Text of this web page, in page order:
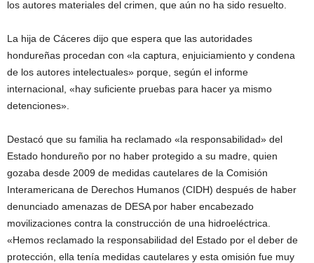
los autores materiales del crimen, que aún no ha sido resuelto.
La hija de Cáceres dijo que espera que las autoridades
hondureñas procedan con «la captura, enjuiciamiento y condena
de los autores intelectuales» porque, según el informe
internacional, «hay suficiente pruebas para hacer ya mismo
detenciones».
Destacó que su familia ha reclamado «la responsabilidad» del
Estado hondureño por no haber protegido a su madre, quien
gozaba desde 2009 de medidas cautelares de la Comisión
Interamericana de Derechos Humanos (CIDH) después de haber
denunciado amenazas de DESA por haber encabezado
movilizaciones contra la construcción de una hidroeléctrica.
«Hemos reclamado la responsabilidad del Estado por el deber de
protección, ella tenía medidas cautelares y esta omisión fue muy